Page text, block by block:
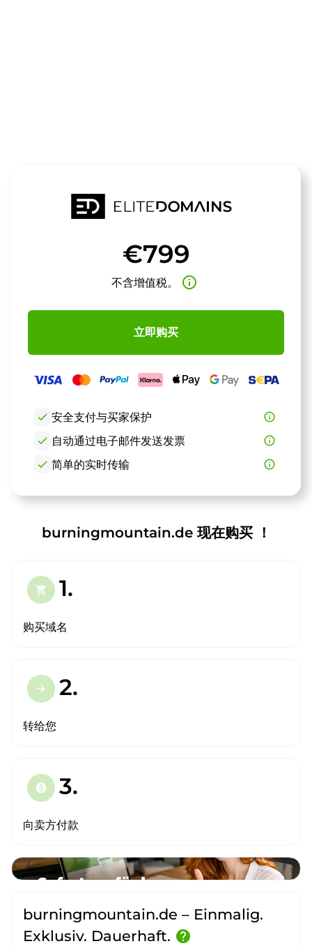
€799
不含增值税。 info_outline
立即购买
check 安全支付与买家保护
info_outline
check 自动通过电子邮件发送发票
info_outline
check 简单的实时传输 info_outline
burningmountain.de 现在购买 ！
shopping_cart 1.
购买域名
arrow_forward 2.
转给您
paid 3.
向卖方付款
burningmountain.de – Einmalig.
Exklusiv. Dauerhaft. help